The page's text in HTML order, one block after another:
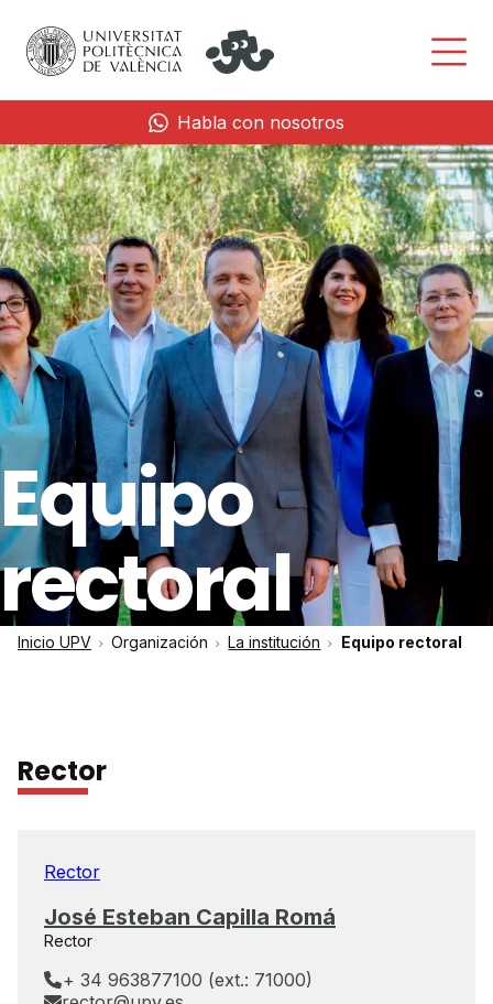
Habla con nosotros
Equipo
rectoral
Inicio UPV Organización La institución Equipo rectoral
Rector
Rector
José Esteban Capilla Romá
Rector
+ 34 963877100 (ext.: 71000)